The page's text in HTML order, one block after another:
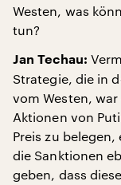
Westen, was
tun?
Jan Techau:
Strategie, die in
vom Westen,
Aktionen von
Preis zu
die Sanktionen
geben, dass